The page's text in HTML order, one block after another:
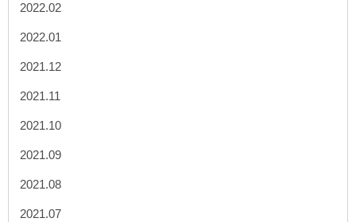
2022.02
2022.01
2021.12
2021.11
2021.10
2021.09
2021.08
2021.07